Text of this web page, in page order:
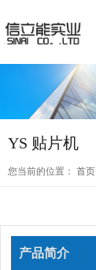
YS 贴片机
您当前的位置： 首页
产品简介